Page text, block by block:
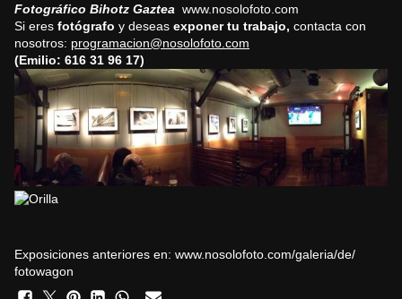
Fotográfico Bihotz Gaztea www.nosolofoto.com
Si eres fotógrafo y deseas exponer tu trabajo, contacta con
nosotros: programacion@nosolofoto.com
(Emilio: 616 31 96 17)
Exposiciones anteriores en: www.nosolofoto.com/galeria/de/
fotowagon